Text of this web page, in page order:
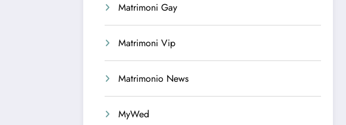
Matrimoni Gay
Matrimoni Vip
Matrimonio News
MyWed